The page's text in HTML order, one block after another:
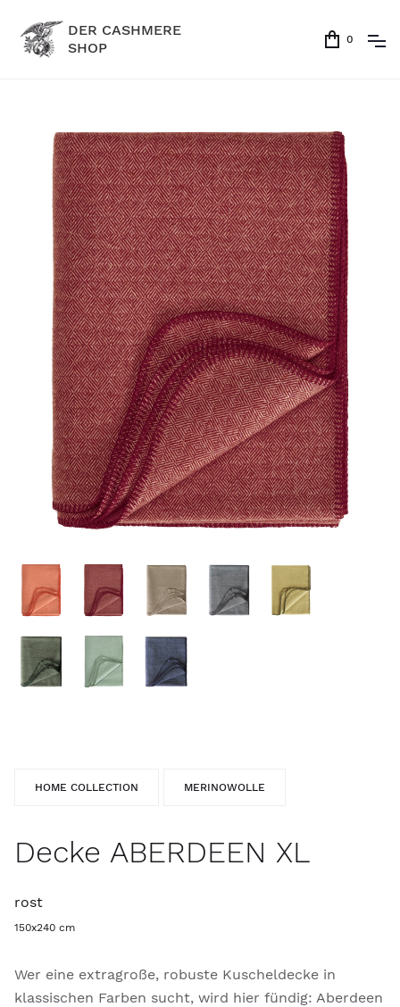
DER CASHMERE
SHOP
0
HOME COLLECTION MERINOWOLLE
Decke ABERDEEN XL
rost
150x240 cm
Wer eine extragroße, robuste Kuscheldecke in
klassischen Farben sucht, wird hier fündig: Aberdeen